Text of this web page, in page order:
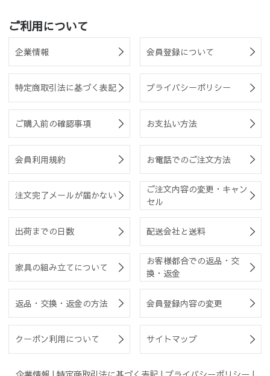
ご利用について
企業情報 会員登録について
特定商取引法に基づく表記 プライバシーポリシー
ご購入前の確認事項 お支払い方法
会員利用規約 お電話でのご注文方法
注文完了メールが届かない
ご注文内容の変更・キャン
セル
出荷までの日数 配送会社と送料
家具の組み立てについて
お客様都合での返品・交
換・返金
返品・交換・返金の方法 会員登録内容の変更
クーポン利用について サイトマップ